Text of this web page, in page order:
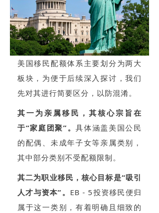
美国移民配额体系主要划分为两大
板块，为便于后续深入探讨，我们
先对其进行简要区分，以防混淆。
其一为亲属移民，其核心宗旨在
于“家庭团聚”。具体涵盖美国公民
的配偶、未成年子女等亲属类别，
其中部分类别不受配额限制。
其二为职业移民，核心目标是“吸引
人才与资本”。 EB - 5投资移民便归
属于这一类别，有着明确且细致的